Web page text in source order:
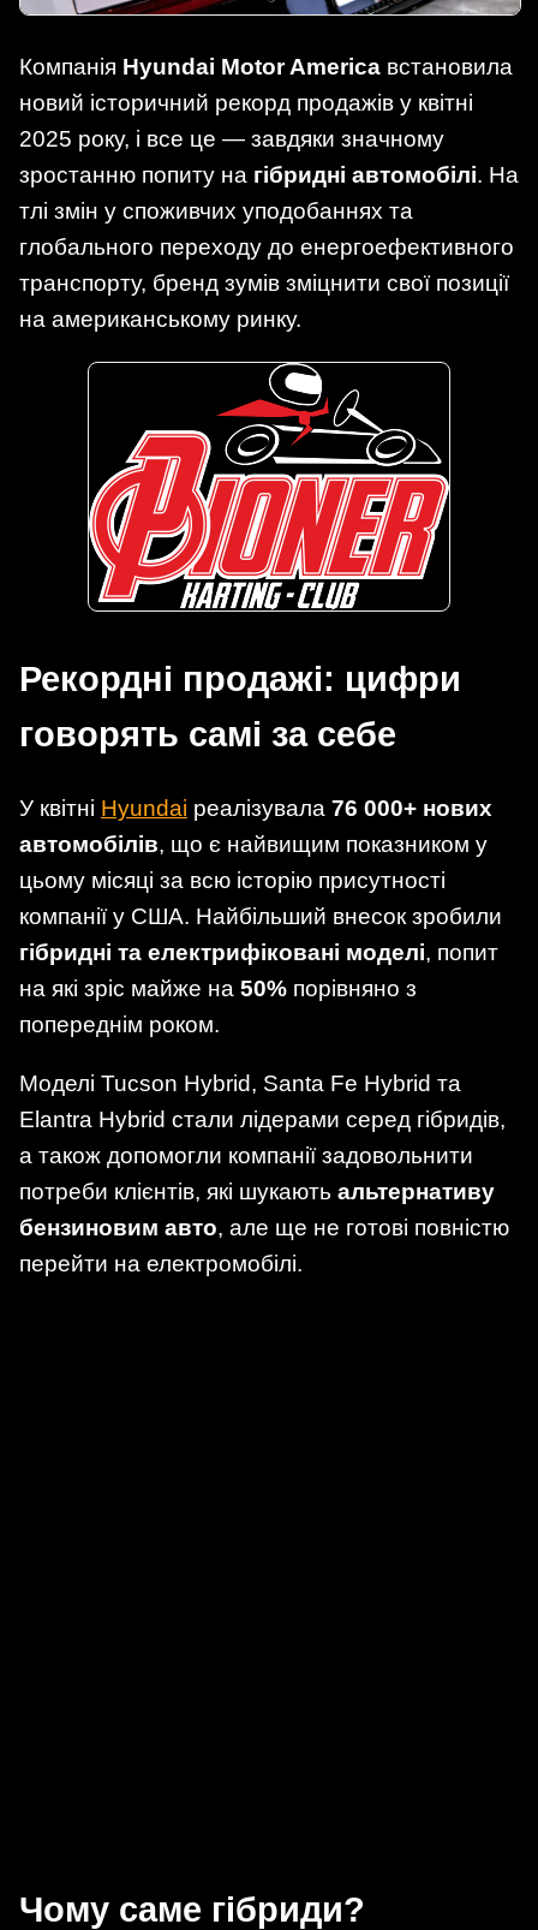
Компанія Hyundai Motor America встановила
новий історичний рекорд продажів у квітні
2025 року, і все це — завдяки значному
зростанню попиту на гібридні автомобілі. На
тлі змін у споживчих уподобаннях та
глобального переходу до енергоефективного
транспорту, бренд зумів зміцнити свої позиції
на американському ринку.
Рекордні продажі: цифри
говорять самі за себе
У квітні Hyundai реалізувала 76 000+ нових
автомобілів, що є найвищим показником у
цьому місяці за всю історію присутності
компанії у США. Найбільший внесок зробили
гібридні та електрифіковані моделі, попит
на які зріс майже на 50% порівняно з
попереднім роком.
Моделі Tucson Hybrid, Santa Fe Hybrid та
Elantra Hybrid стали лідерами серед гібридів,
а також допомогли компанії задовольнити
потреби клієнтів, які шукають альтернативу
бензиновим авто, але ще не готові повністю
перейти на електромобілі.
Чому саме гібриди?